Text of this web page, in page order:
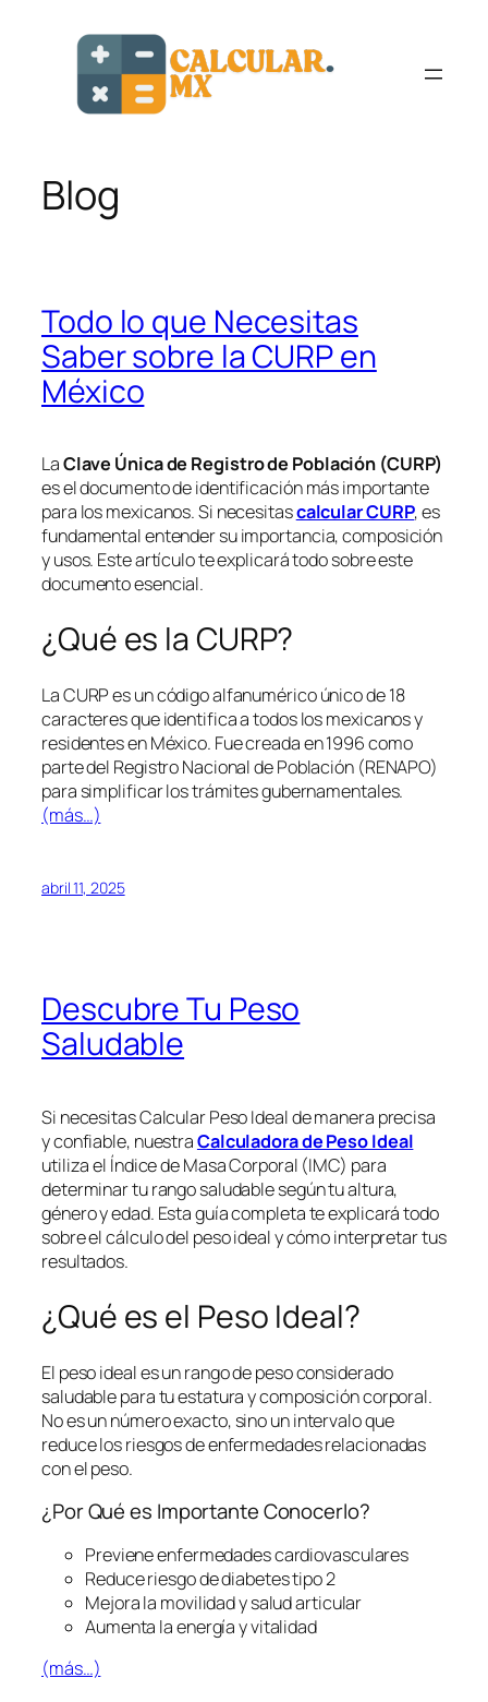
contenido
Blog
Todo lo que Necesitas
Saber sobre la CURP en
México
LaClave Única de Registro de Población (CURP)
es el documento de identificación más importante
para los mexicanos. Si necesitascalcular CURP, es
fundamental entender su importancia, composición
y usos. Este artículo te explicará todo sobre este
documento esencial.
¿Qué es la CURP?
La CURP es un código alfanumérico único de 18
caracteres que identifica a todos los mexicanos y
residentes en México. Fue creada en 1996 como
parte del Registro Nacional de Población (RENAPO)
para simplificar los trámites gubernamentales.
(más…)
abril 11, 2025
Descubre Tu Peso
Saludable
Si necesitas Calcular Peso Ideal de manera precisa
y confiable, nuestraCalculadora de Peso Ideal
utiliza el Índice de Masa Corporal (IMC) para
determinar tu rango saludable según tu altura,
género y edad. Esta guía completa te explicará todo
sobre el cálculo del peso ideal y cómo interpretar tus
resultados.
¿Qué es el Peso Ideal?
El peso ideal es un rango de peso considerado
saludable para tu estatura y composición corporal.
No es un número exacto, sino un intervalo que
reduce los riesgos de enfermedades relacionadas
con el peso.
¿Por Qué es Importante Conocerlo?
Previene enfermedades cardiovasculares
Reduce riesgo de diabetes tipo 2
Mejora la movilidad y salud articular
Aumenta la energía y vitalidad
(más…)